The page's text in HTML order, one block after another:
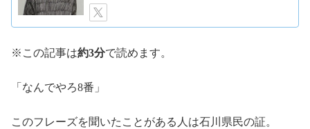
※この記事は約3分で読めます。
「なんでやろ8番」
このフレーズを聞いたことがある人は石川県民の証。